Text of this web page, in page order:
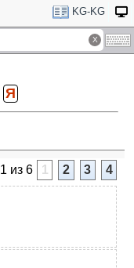
KG-KG
Я
1 из 6 1 2 3 4